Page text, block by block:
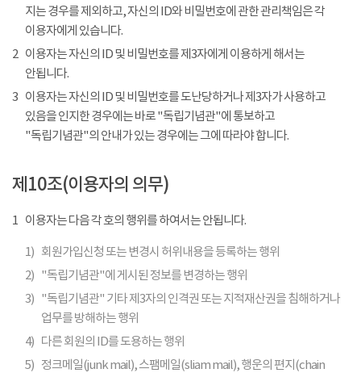
지는 경우를 제외하고, 자신의 ID와 비밀번호에 관한 관리책임은 각
이용자에게 있습니다.
2 이용자는 자신의 ID 및 비밀번호를 제3자에게 이용하게 해서는
안됩니다.
3 이용자는 자신의 ID 및 비밀번호를 도난당하거나 제3자가 사용하고
있음을 인지한 경우에는 바로 "독립기념관"에 통보하고
"독립기념관"의 안내가 있는 경우에는 그에 따라야 합니다.
제10조(이용자의 의무)
1 이용자는 다음 각 호의 행위를 하여서는 안됩니다.
1) 회원가입신청 또는 변경시 허위내용을 등록하는 행위
2) "독립기념관"에 게시된 정보를 변경하는 행위
3) "독립기념관" 기타 제3자의 인격권 또는 지적재산권을 침해하거나
업무를 방해하는 행위
4) 다른 회원의 ID를 도용하는 행위
5) 정크메일(junk mail), 스팸메일(sliam mail), 행운의 편지(chain